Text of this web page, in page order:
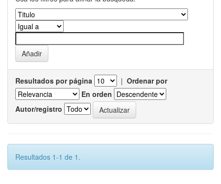
Resultados por página | Ordenar por
En orden
Autor/registro
Resultados 1-1 de 1.